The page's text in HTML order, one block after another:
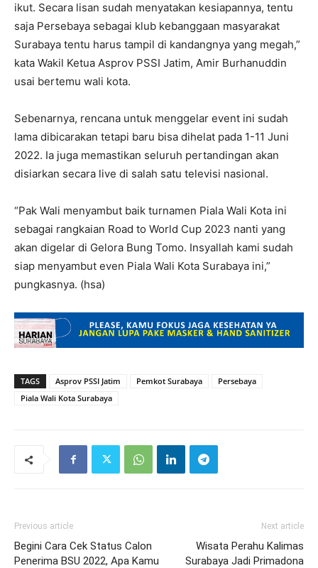
ikut. Secara lisan sudah menyatakan kesiapannya, tentu
saja Persebaya sebagai klub kebanggaan masyarakat
Surabaya tentu harus tampil di kandangnya yang megah,”
kata Wakil Ketua Asprov PSSI Jatim, Amir Burhanuddin
usai bertemu wali kota.
Sebenarnya, rencana untuk menggelar event ini sudah
lama dibicarakan tetapi baru bisa dihelat pada 1-11 Juni
2022. Ia juga memastikan seluruh pertandingan akan
disiarkan secara live di salah satu televisi nasional.
“Pak Wali menyambut baik turnamen Piala Wali Kota ini
sebagai rangkaian Road to World Cup 2023 nanti yang
akan digelar di Gelora Bung Tomo. Insyallah kami sudah
siap menyambut even Piala Wali Kota Surabaya ini,”
pungkasnya. (hsa)
TAGS Asprov PSSI Jatim Pemkot Surabaya
Persebaya
Piala Wali Kota Surabaya
Previous article
Begini Cara Cek Status Calon
Penerima BSU 2022, Apa Kamu
Next article
Wisata Perahu Kalimas
Surabaya Jadi Primadona